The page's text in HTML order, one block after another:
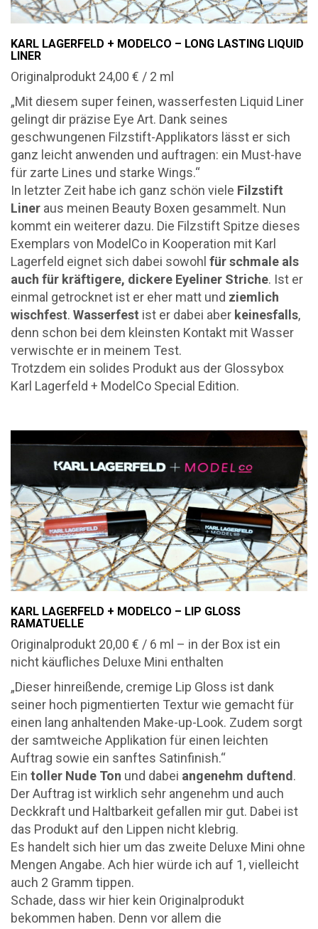
KARL LAGERFELD + MODELCO – LONG LASTING LIQUID
LINER
Originalprodukt 24,00 € / 2 ml
„Mit diesem super feinen, wasserfesten Liquid Liner
gelingt dir präzise Eye Art. Dank seines
geschwungenen Filzstift-Applikators lässt er sich
ganz leicht anwenden und auftragen: ein Must-have
für zarte Lines und starke Wings.“
In letzter Zeit habe ich ganz schön viele Filzstift
Liner aus meinen Beauty Boxen gesammelt. Nun
kommt ein weiterer dazu. Die Filzstift Spitze dieses
Exemplars von ModelCo in Kooperation mit Karl
Lagerfeld eignet sich dabei sowohl für schmale als
auch für kräftigere, dickere Eyeliner Striche. Ist er
einmal getrocknet ist er eher matt und ziemlich
wischfest. Wasserfest ist er dabei aber keinesfalls,
denn schon bei dem kleinsten Kontakt mit Wasser
verwischte er in meinem Test.
Trotzdem ein solides Produkt aus der Glossybox
Karl Lagerfeld + ModelCo Special Edition.
KARL LAGERFELD + MODELCO – LIP GLOSS
RAMATUELLE
Originalprodukt 20,00 € / 6 ml – in der Box ist ein
nicht käufliches Deluxe Mini enthalten
„Dieser hinreißende, cremige Lip Gloss ist dank
seiner hoch pigmentierten Textur wie gemacht für
einen lang anhaltenden Make-up-Look. Zudem sorgt
der samtweiche Applikation für einen leichten
Auftrag sowie ein sanftes Satinfinish.“
Ein toller Nude Ton und dabei angenehm duftend .
Der Auftrag ist wirklich sehr angenehm und auch
Deckkraft und Haltbarkeit gefallen mir gut. Dabei ist
das Produkt auf den Lippen nicht klebrig.
Es handelt sich hier um das zweite Deluxe Mini ohne
Mengen Angabe. Ach hier würde ich auf 1, vielleicht
auch 2 Gramm tippen.
Schade, dass wir hier kein Originalprodukt
bekommen haben. Denn vor allem die